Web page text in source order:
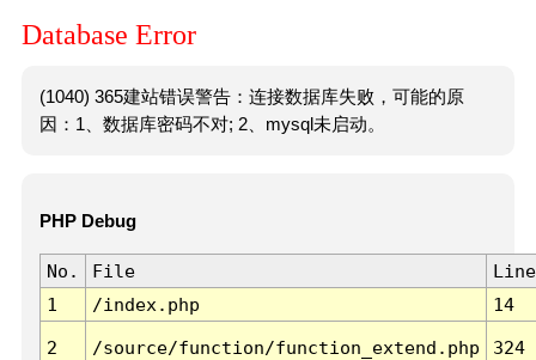
Database Error
(1040) 365建站错误警告：连接数据库失败，可能的原
因：1、数据库密码不对; 2、mysql未启动。
PHP Debug
No. File
Line
1
/index.php 14
2 /source/function/function_extend.php 324